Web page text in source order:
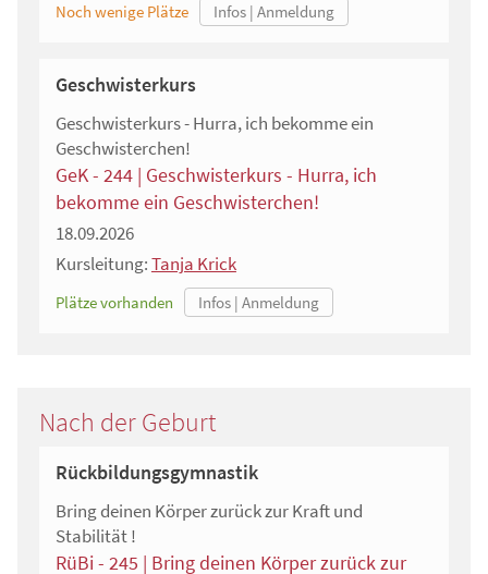
Noch wenige Plätze
Geschwisterkurs
Geschwisterkurs - Hurra, ich bekomme ein
Geschwisterchen!
GeK - 244 | Geschwisterkurs - Hurra, ich
bekomme ein Geschwisterchen!
18.09.2026
Kursleitung:Tanja Krick
Plätze vorhanden
Nach der Geburt
Rückbildungsgymnastik
Bring deinen Körper zurück zur Kraft und
Stabilität !
RüBi - 245 | Bring deinen Körper zurück zur